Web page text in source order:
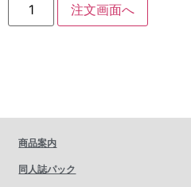
注文画面へ
商品案内
同人誌パック